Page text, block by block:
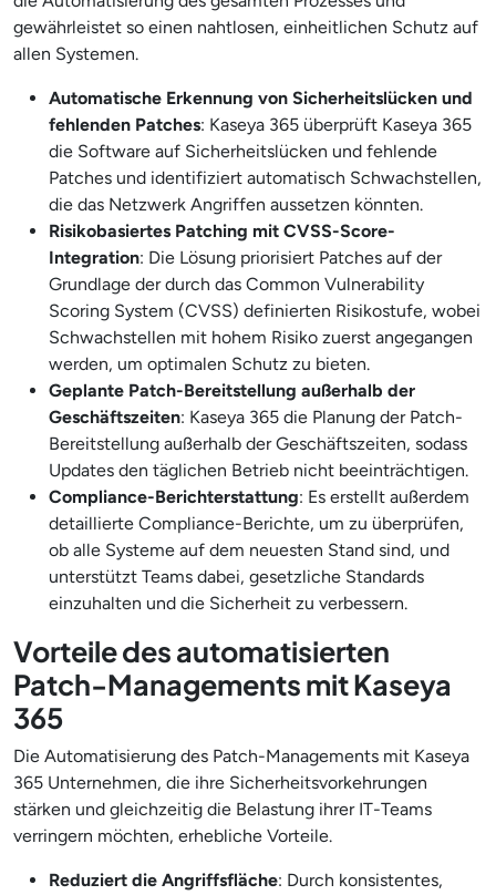
gewährleistet so einen nahtlosen, einheitlichen Schutz auf
allen Systemen.
Automatische Erkennung von Sicherheitslücken und
fehlenden Patches: Kaseya 365 überprüft Kaseya 365
die Software auf Sicherheitslücken und fehlende
Patches und identifiziert automatisch Schwachstellen,
die das Netzwerk Angriffen aussetzen könnten.
Risikobasiertes Patching mit CVSS-Score-
Integration: Die Lösung priorisiert Patches auf der
Grundlage der durch das Common Vulnerability
Scoring System (CVSS) definierten Risikostufe, wobei
Schwachstellen mit hohem Risiko zuerst angegangen
werden, um optimalen Schutz zu bieten.
Geplante Patch-Bereitstellung außerhalb der
Geschäftszeiten: Kaseya 365 die Planung der Patch-
Bereitstellung außerhalb der Geschäftszeiten, sodass
Updates den täglichen Betrieb nicht beeinträchtigen.
Compliance-Berichterstattung: Es erstellt außerdem
detaillierte Compliance-Berichte, um zu überprüfen,
ob alle Systeme auf dem neuesten Stand sind, und
unterstützt Teams dabei, gesetzliche Standards
einzuhalten und die Sicherheit zu verbessern.
Vorteile des automatisierten
Patch-Managements mit Kaseya
365
Die Automatisierung des Patch-Managements mit Kaseya
365 Unternehmen, die ihre Sicherheitsvorkehrungen
stärken und gleichzeitig die Belastung ihrer IT-Teams
verringern möchten, erhebliche Vorteile.
Reduziert die Angriffsfläche: Durch konsistentes,